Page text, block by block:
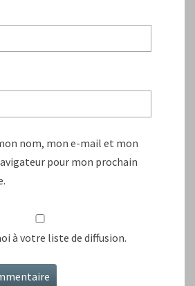
nom, mon e-mail et mon
pour mon prochain
à votre liste de diffusion.